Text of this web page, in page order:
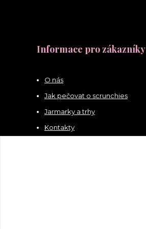
Informace pro zákazníky
O nás
Jak pečovat o scrunchies
Jarmarky a trhy
Kontakty